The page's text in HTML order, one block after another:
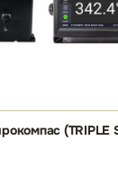
(TRIPLE